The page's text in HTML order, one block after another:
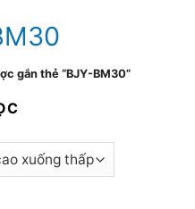
gắn thẻ “BJY-BM30”